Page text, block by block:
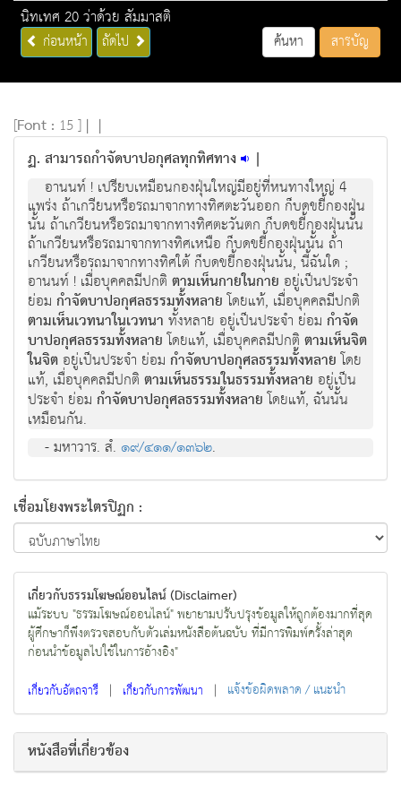
นิทเทศ 20 ว่าด้วย สัมมาสติ
ก่อนหน้า ถัดไป ค้นหา สารบัญ
[Font : 15 ] | |
ฏ. สามารถกำจัดบาปอกุศลทุกทิศทาง |
อานนท์ ! เปรียบเหมือนกองฝุ่นใหญ่มีอยู่ที่หนทางใหญ่ 4
แพร่ง ถ้าเกวียนหรือรถมาจากทางทิศตะวันออก ก็บดขยี้กองฝุ่น
นั้น ถ้าเกวียนหรือรถมาจากทางทิศตะวันตก ก็บดขยี้กองฝุ่นนั้น
ถ้าเกวียนหรือรถมาจากทางทิศเหนือ ก็บดขยี้กองฝุ่นนั้น ถ้า
เกวียนหรือรถมาจากทางทิศใต้ ก็บดขยี้กองฝุ่นนั้น, นี้ฉันใด ;
อานนท์ ! เมื่อบุคคลมีปกติ ตามเห็นกายในกาย อยู่เป็นประจำ
ย่อม กำจัดบาปอกุศลธรรมทั้งหลายโดยแท้, เมื่อบุคคลมีปกติ
ตามเห็นเวทนาในเวทนา ทั้งหลาย อยู่เป็นประจำ ย่อม กำจัด
บาปอกุศลธรรมทั้งหลายโดยแท้, เมื่อบุคคลมีปกติ ตามเห็นจิต
ในจิตอยู่เป็นประจำ ย่อม กำจัดบาปอกุศลธรรมทั้งหลายโดย
แท้, เมื่อบุคคลมีปกติ ตามเห็นธรรมในธรรมทั้งหลาย อยู่เป็น
ประจำ ย่อม กำจัดบาปอกุศลธรรมทั้งหลายโดยแท้, ฉันนั้น
เหมือนกัน.
- มหาวาร. สํ.๑๙/๔๑๑/๑๓๖๒.
เชื่อมโยงพระไตรปิฏก :
เกี่ยวกับธรรมโฆษณ์ออนไลน์ (Disclaimer)
แม้ระบบ "ธรรมโฆษณ์ออนไลน์" พยายามปรับปรุงข้อมูลให้ถูกต้องมากที่สุด
ผู้ศึกษาก็พึงตรวจสอบกับตัวเล่มหนังสือต้นฉบับ ที่มีการพิมพ์ครั้งล่าสุด
ก่อนนำข้อมูลไปใช้ในการอ้างอิง"
เกี่ยวกับอัตถจารี | เกี่ยวกับการพัฒนา | แจ้งข้อผิดพลาด / แนะนำ
หนังสือที่เกี่ยวข้อง